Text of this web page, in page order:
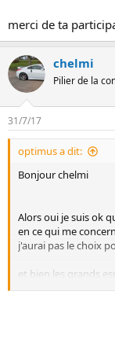
merci de ta
chelmi
Pilier de la
31/7/17
optimus a dit:
Bonjour chelmi
Alors oui je suis ok
en ce qui me
j'aurai pas le choix
et bien les grands
liste également